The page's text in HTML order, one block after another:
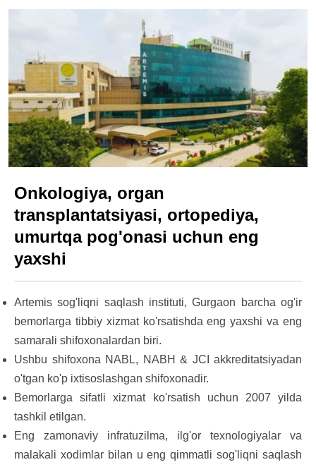
Onkologiya, organ
transplantatsiyasi, ortopediya,
umurtqa pog'onasi uchun eng
yaxshi
Artemis sog'liqni saqlash instituti, Gurgaon
barcha og'ir
bemorlarga tibbiy xizmat ko'rsatishda eng yaxshi va eng
samarali shifoxonalardan biri.
Ushbu shifoxona NABL, NABH & JCI akkreditatsiyadan
o'tgan ko'p ixtisoslashgan shifoxonadir.
Bemorlarga sifatli xizmat ko'rsatish uchun 2007 yilda
tashkil etilgan.
Eng zamonaviy infratuzilma, ilg'or texnologiyalar va
malakali xodimlar bilan u eng qimmatli sog'liqni saqlash